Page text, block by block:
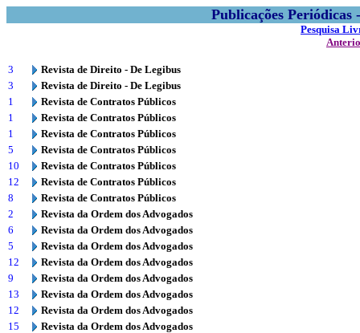
Publicações
Pesquisa
3
Revista de Direito - De Legibus
3
Revista de Direito - De Legibus
1
Revista de Contratos Públicos
1
Revista de Contratos Públicos
1
Revista de Contratos Públicos
5
Revista de Contratos Públicos
10
Revista de Contratos Públicos
12
Revista de Contratos Públicos
8
Revista de Contratos Públicos
2
Revista da Ordem dos Advogados
6
Revista da Ordem dos Advogados
5
Revista da Ordem dos Advogados
12
Revista da Ordem dos Advogados
9
Revista da Ordem dos Advogados
13
Revista da Ordem dos Advogados
12
Revista da Ordem dos Advogados
15
Revista da Ordem dos Advogados